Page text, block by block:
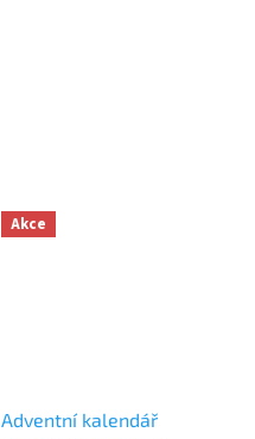
Akce
Adventní kalendář